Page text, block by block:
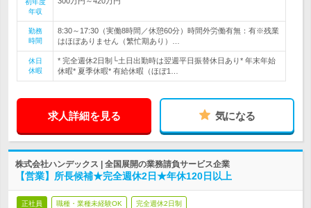
初年度
年収
勤務
時間
8:30～17:30（実働8時間／休憩60分）時間外労働有無：有※残業
はほぼありません（繁忙期あり）…
休日
休暇
* 完全週休2日制└土日出勤時は翌週平日振替休日あり* 年末年始
休暇* 夏季休暇* 有給休暇（ほぼ1…
求人詳細を見る 気になる
株式会社ハンデックス | 全国展開の業務請負サービス企業
【営業】所長候補★完全週休2日★年休120日以上
正社員 職種・業種未経験OK 完全週休2日制